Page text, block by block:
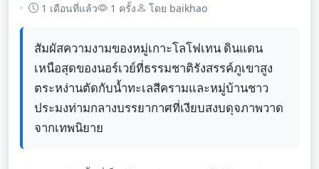
1 เดือนที่แล้ว 1 ครั้ง โดย baikhao
สัมผัสความงามของหมู่เกาะโลโฟเทน ดินแดน
เหนือสุดของนอร์เวย์ที่ธรรมชาติรังสรรค์ภูเขาสูง
ตระหง่านตัดกับน้ำทะเลสีครามและหมู่บ้านชาว
ประมงท่ามกลางบรรยากาศที่เงียบสงบดุจภาพวาด
จากเทพนิยาย